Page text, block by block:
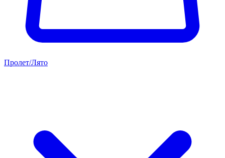
Пролет/Лято